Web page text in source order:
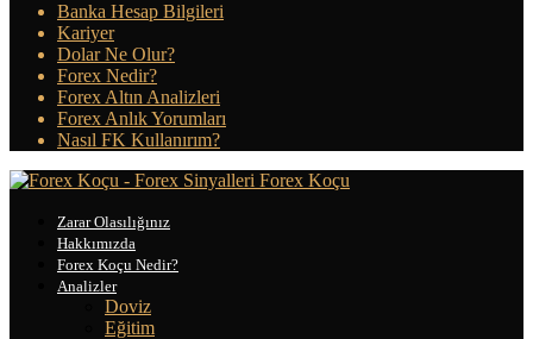
Banka Hesap Bilgileri
Kariyer
Dolar Ne Olur?
Forex Nedir?
Forex Altın Analizleri
Forex Anlık Yorumları
Nasıl FK Kullanırım?
Forex Koçu
Zarar Olasılığınız
Hakkımızda
Forex Koçu Nedir?
Analizler
Doviz
Eğitim